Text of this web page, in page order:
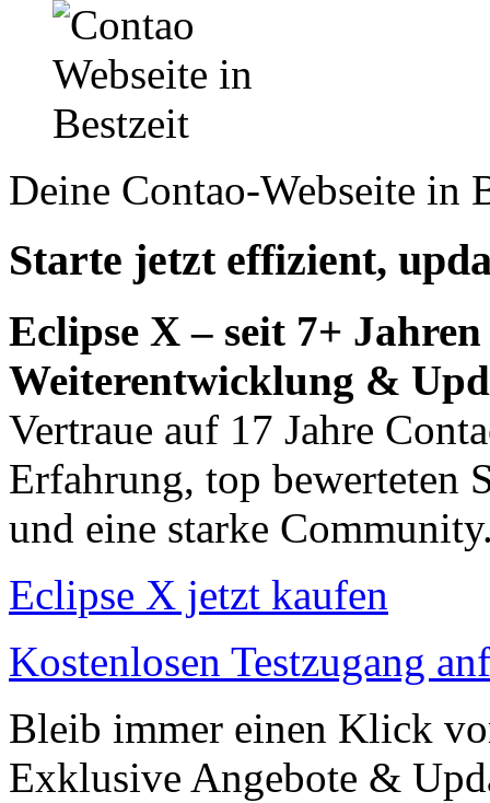
Deine Contao-Webseite in
Starte jetzt effizient,
Eclipse X – seit 7+ Jahren
Weiterentwicklung &
Vertraue auf 17 Jahre
Erfahrung, top bewerteten
und eine starke
Eclipse X jetzt kaufen
Kostenlosen Testzugang
Bleib immer einen Klick
Exklusive Angebote &